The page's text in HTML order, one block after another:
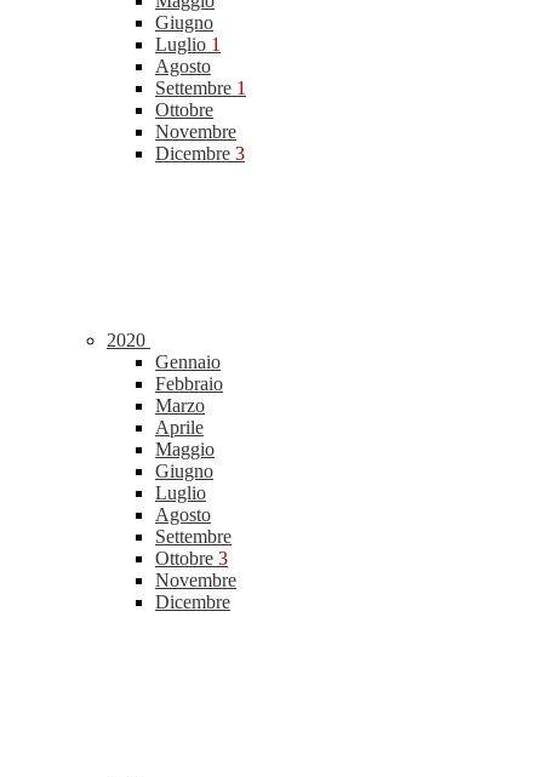
Giugno
Luglio 1
Agosto
Settembre 1
Ottobre
Novembre
Dicembre 3
2020
Gennaio
Febbraio
Marzo
Aprile
Maggio
Giugno
Luglio
Agosto
Settembre
Ottobre 3
Novembre
Dicembre